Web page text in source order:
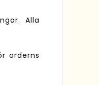
Alla
orderns